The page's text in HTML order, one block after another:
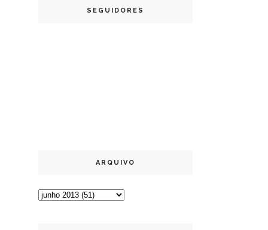
SEGUIDORES
ARQUIVO